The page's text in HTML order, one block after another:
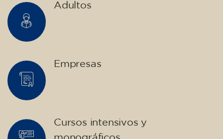
Adultos
Empresas
Cursos intensivos y